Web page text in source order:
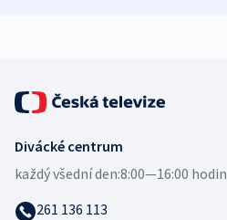
Divácké centrum
každý všední den:8:00—16:00 hodin
261 136 113